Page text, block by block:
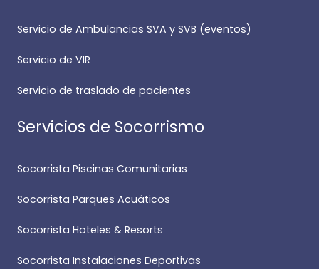
Servicio de Ambulancias SVA y SVB (eventos)
Servicio de VIR
Servicio de traslado de pacientes
Servicios de Socorrismo
Socorrista Piscinas Comunitarias
Socorrista Parques Acuáticos
Socorrista Hoteles & Resorts
Socorrista Instalaciones Deportivas